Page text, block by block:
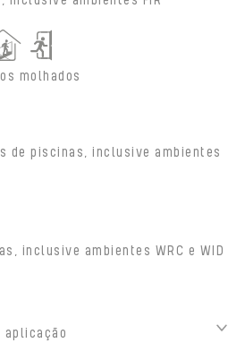
molhados
de piscinas, inclusive ambientes
inclusive ambientes WRC e WID
aplicação